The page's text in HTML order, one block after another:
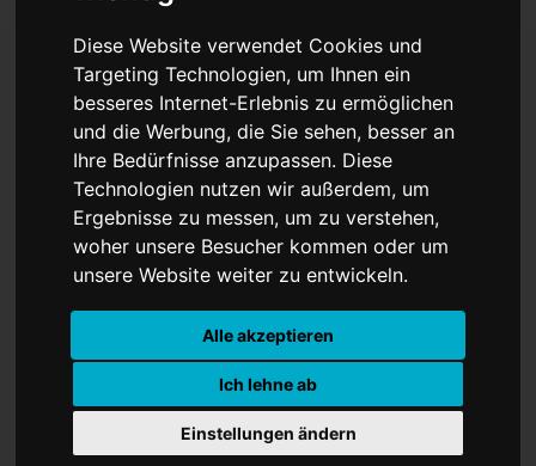
Diese Website verwendet Cookies und
Targeting Technologien, um Ihnen ein
besseres Internet-Erlebnis zu ermöglichen
und die Werbung, die Sie sehen, besser an
Ihre Bedürfnisse anzupassen. Diese
Technologien nutzen wir außerdem, um
Ergebnisse zu messen, um zu verstehen,
woher unsere Besucher kommen oder um
unsere Website weiter zu entwickeln.
Alle akzeptieren
Ich lehne ab
Einstellungen ändern
Sonderausstellung
"Alleskönner Wald"
verlängert